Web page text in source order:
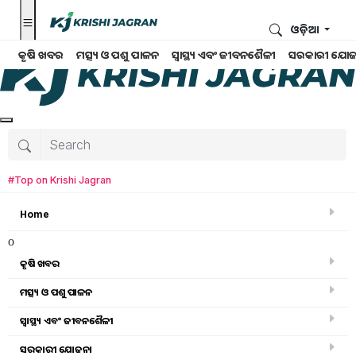
କୃଷି ଖବର ମତ୍ସ୍ୟ ଓ ପଶୁ ପାଳନ ସ୍ୱାସ୍ଥ୍ୟ ଏବଂ ଜୀବନଶୈଳୀ ସରକାରୀ
ଓଡ଼ିଆ
#Top on Krishi Jagran
Home
o
କୃଷି ଖବର
ମତ୍ସ୍ୟ ଓ ପଶୁ ପାଳନ
ସ୍ୱାସ୍ଥ୍ୟ ଏବଂ ଜୀବନଶୈଳୀ
ସରକାରୀ ଯୋଜନା
କୃଷି ବିଶ୍ବକୋଷ